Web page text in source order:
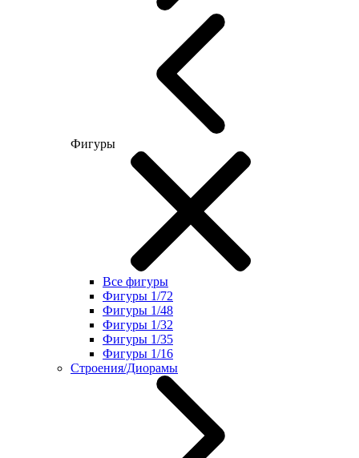
Фигуры
Все фигуры
Фигуры 1/72
Фигуры 1/48
Фигуры 1/32
Фигуры 1/35
Фигуры 1/16
Строения/Диорамы